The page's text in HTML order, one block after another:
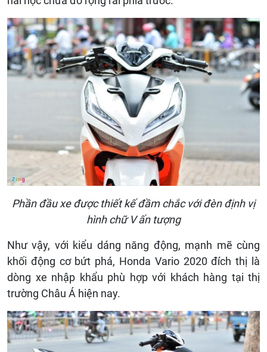
Phần đầu xe được thiết kế đầm chắc với đèn định vị
hình chữ V ấn tượng
Như vậy, với kiểu dáng năng động, mạnh mẽ cùng
khối động cơ bứt phá, Honda Vario 2020 đích thị là
dòng xe nhập khẩu phù hợp với khách hàng tại thị
trường Châu Á hiện nay.